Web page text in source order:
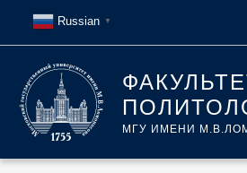
МГУ ИМЕНИ
Russian ▼